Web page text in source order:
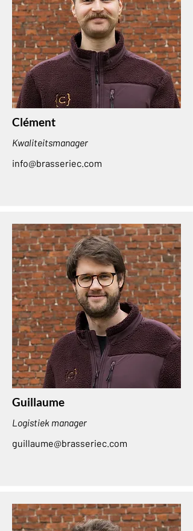
Clément
Kwaliteitsmanager
info@brasseriec.com
Guillaume
Logistiek manager
guillaume@brasseriec.com